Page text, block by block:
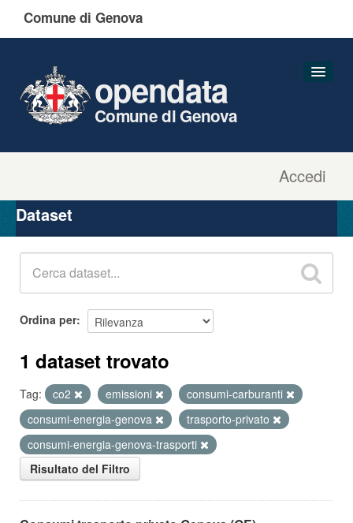
Comune di Genova
Accedi
opendata
Comune di Genova
Organizzazioni
Gruppi
Dataset
Ordina per
1 dataset trovato
Tag: co2 emissioni
consumi-carburanti
consumi-energia-genova
trasporto-privato
consumi-energia-genova-trasporti
Risultato del Filtro